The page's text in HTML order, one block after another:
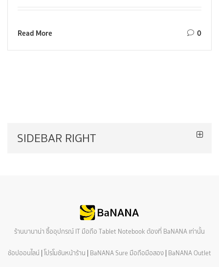
Read More 0
SIDEBAR RIGHT
ร้านบานาน่า ซื้ออุปกรณ์ IT มือถือ Tablet Notebook ต้องที่ BaNANA เท่านั้น
ช้อปออนไลน์ | โปรโมชันหน้าร้าน | BaNANA Sure มือถือมือสอง | BaNANA Outlet